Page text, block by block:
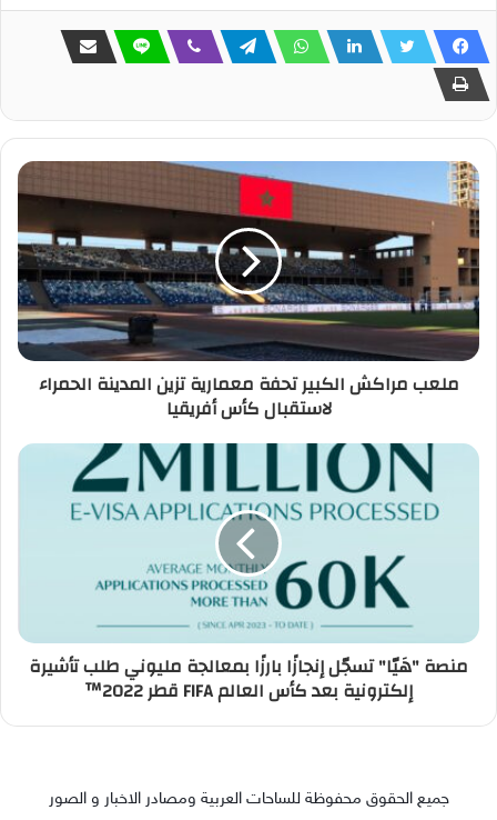
ملعب مراكش الكبير تحفة معمارية تزين المدينة الحمراء
لاستقبال كأس أفريقيا
منصة "هَيّا" تسجّل إنجازًا بارزًا بمعالجة مليوني طلب تأشيرة
إلكترونية بعد كأس العالم FIFA قطر 2022™️
جميع الحقوق محفوظة للساحات العربية ومصادر الاخبار و الصور